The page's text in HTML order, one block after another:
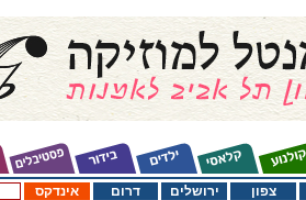
אינדקס דרום ירושלים צפון